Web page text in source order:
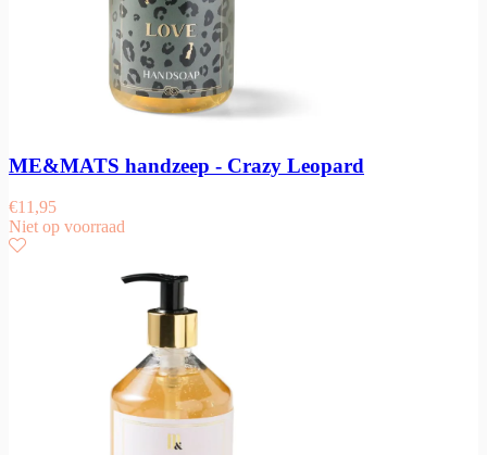
ME&MATS handzeep - Crazy Leopard
€11,95
Niet op voorraad